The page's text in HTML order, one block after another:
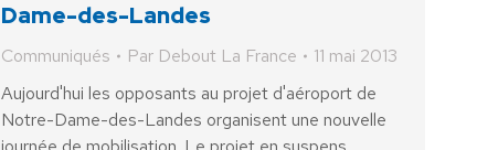
Dame-des-Landes
Communiqués Par Debout La France
11 mai 2013
Aujourd'hui les opposants au projet d'aéroport de
Notre-Dame-des-Landes organisent une nouvelle